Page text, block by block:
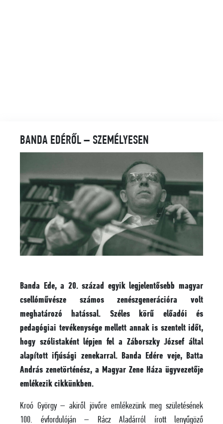
BANDA EDÉRŐL – SZEMÉLYESEN
Banda Ede, a 20. század egyik legjelentősebb magyar
csellóművésze számos zenészgenerációra volt
meghatározó hatással. Széles körű előadói és
pedagógiai tevékenysége mellett annak is szentelt időt,
hogy szólistaként lépjen fel a Záborszky József által
alapított ifjúsági zenekarral. Banda Edére veje, Batta
András zenetörténész, a Magyar Zene Háza ügyvezetője
emlékezik cikkünkben.
Kroó György – akiről jövőre emlékezünk meg születésének
100. évfordulóján – Rácz Aladárról írott lenyűgöző